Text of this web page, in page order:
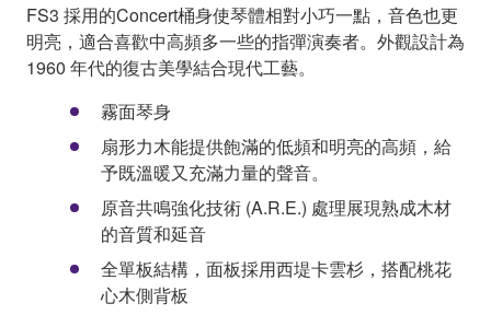
FS3 採用的Concert桶身使琴體相對小巧一點，音色也更
明亮，適合喜歡中高頻多一些的指彈演奏者。外觀設計為
1960 年代的復古美學結合現代工藝。
霧面琴身
扇形力木能提供飽滿的低頻和明亮的高頻，給
予既溫暖又充滿力量的聲音。
原音共鳴強化技術 (A.R.E.) 處理展現熟成木材
的音質和延音
全單板結構，面板採用西堤卡雲杉，搭配桃花
心木側背板